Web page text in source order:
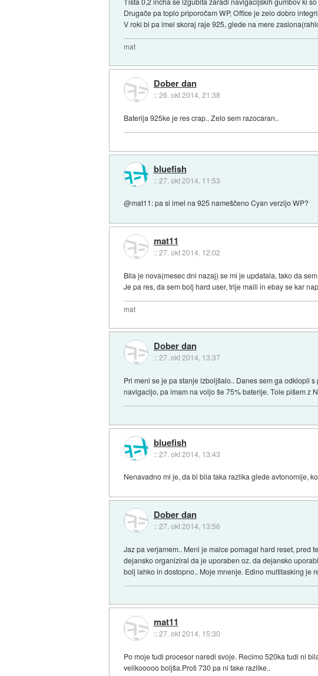
Drugače pa toplo priporočam WP, Office je zelo dobro
V roki bi pa imel skoraj raje 925, glede na mere
mat
Dober dan
::26. okt 2014, 21:38
Baterija 925ke je res crap.. Zelo sem razocaran..
bluefish
::27. okt 2014, 11:53
@mat11: pa si imel na 925 nameščeno Cyan verzijo WP?
mat11
::27. okt 2014, 12:02
Bila je nova(mesec dni nazaj) se mi je updatala, tako da
Je pa res, da sem bolj hard user, trije maili in ebay se kar
mat
Dober dan
::27. okt 2014, 13:37
Pri meni se je pa stanje izboljšalo.. Danes sem ga odklopil
navigacijo, pa imam na voljo še 75% baterije. Tole pišem z
bluefish
::27. okt 2014, 13:43
Nenavadno mi je, da bi bila taka razlika glede avtonomije,
Dober dan
::27. okt 2014, 13:56
Jaz pa verjamem.. Meni je malce pomagal hard reset, pred
dejansko organiziral da je uporaben oz. da dejansko
bolj lahko in dostopno.. Moje mnenje. Edino multitasking je
mat11
::27. okt 2014, 15:30
Po moje tudi procesor naredi svoje. Recimo 520ka tudi ni
velikooooo boljša.Proti 730 pa ni take razlike..